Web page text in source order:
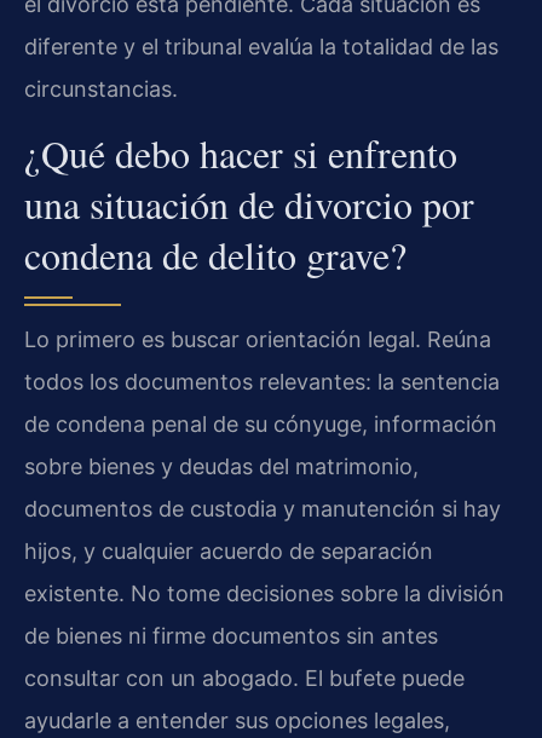
diferente y el tribunal evalúa la totalidad de las
circunstancias.
¿Qué debo hacer si enfrento
una situación de divorcio por
condena de delito grave?
Lo primero es buscar orientación legal. Reúna
todos los documentos relevantes: la sentencia
de condena penal de su cónyuge, información
sobre bienes y deudas del matrimonio,
documentos de custodia y manutención si hay
hijos, y cualquier acuerdo de separación
existente. No tome decisiones sobre la división
de bienes ni firme documentos sin antes
consultar con un abogado. El bufete puede
ayudarle a entender sus opciones legales,